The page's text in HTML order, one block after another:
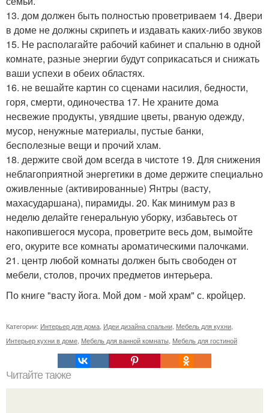
13. дом должен быть полностью проветриваем 14. Двери
в доме не должны скрипеть и издавать каких-либо звуков
15. Не располагайте рабочий кабинет и спальню в одной
комнате, разные энергии будут соприкасаться и снижать
ваши успехи в обеих областях.
16. не вешайте картин со сценами насилия, бедности,
горя, смерти, одиночества 17. Не храните дома
несвежие продукты, увядшие цветы, рваную одежду,
мусор, ненужные материалы, пустые банки,
бесполезные вещи и прочий хлам.
18. держите свой дом всегда в чистоте 19. Для снижения
неблагоприятной энергетики в доме держите специально
оживленные (активированные) Янтры (васту,
махасударшана), пирамиды. 20. Как минимум раз в
неделю делайте генеральную уборку, избавьтесь от
накопившегося мусора, проветрите весь дом, вымойте
его, окурите все комнаты ароматическими палочками.
21. центр любой комнаты должен быть свободен от
мебели, столов, прочих предметов интерьера.
По книге "васту йога. Мой дом - мой храм" с. кройцер.
Категории: Интерьер для дома Идеи дизайна спальни Мебель для кухни
Интерьер кухни в доме Мебель для ванной комнаты Мебель для гостиной
Читайте также